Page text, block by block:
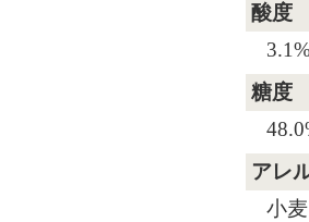
酸度
糖度
アレ
小麦